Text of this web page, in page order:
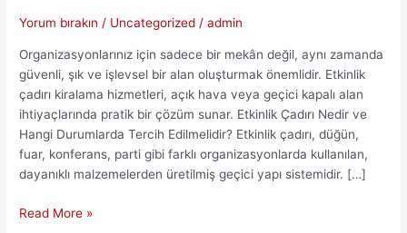
Yorum bırakın / Uncategorized /admin
Organizasyonlarınız için sadece bir mekân değil, aynı zamanda
güvenli, şık ve işlevsel bir alan oluşturmak önemlidir. Etkinlik
çadırı kiralama hizmetleri, açık hava veya geçici kapalı alan
ihtiyaçlarında pratik bir çözüm sunar. Etkinlik Çadırı Nedir ve
Hangi Durumlarda Tercih Edilmelidir? Etkinlik çadırı, düğün,
fuar, konferans, parti gibi farklı organizasyonlarda kullanılan,
dayanıklı malzemelerden üretilmiş geçici yapı sistemidir. […]
Etkinlik
Read More »